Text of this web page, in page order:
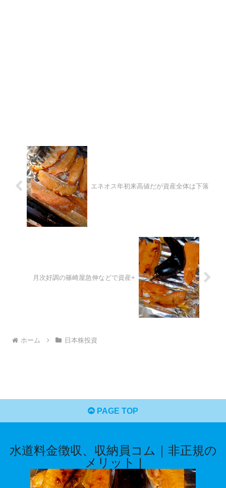
エネオス年初来高値だが資産全体は下落
月次好調の篠崎屋急伸などで資産+
ホーム 日本株投資
PAGE TOP